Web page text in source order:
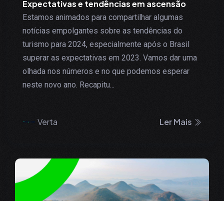
Expectativas e tendências em ascensão
Estamos animados para compartilhar algumas
notícias empolgantes sobre as tendências do
turismo para 2024, especialmente após o Brasil
superar as expectativas em 2023. Vamos dar uma
olhada nos números e no que podemos esperar
neste novo ano. Recapitu...
Verta Ler Mais